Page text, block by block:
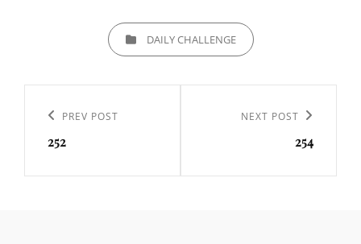
CATEGORIESDAILY CHALLENGE
l’article
Previous
Post
PREV POST
252
NEXT POST
254